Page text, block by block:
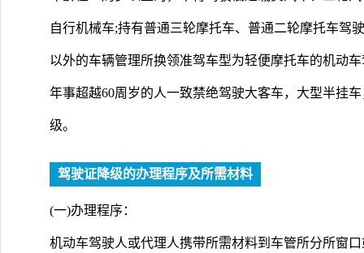
自行机械车;持有普通三轮摩托车、普通二轮摩托车驾
以外的车辆管理所换领准驾车型为轻便摩托车的机动
年事超越60周岁的人一致禁绝驾驶大客车，大型半挂
级。
驾驶证降级的办理程序及所需材料
(一)办理程序：
机动车驾驶人或代理人携带所需材料到车管所分所窗